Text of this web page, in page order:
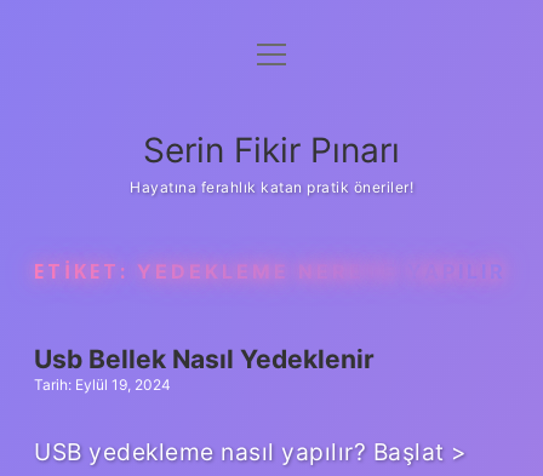
Gizlilik Politikası
Yasal Uyarı
menüyü
Serin Fikir Pınarı
Hayatına ferahlık katan pratik öneriler!
ETIKET: YEDEKLEME NEREYE YAPILIR
Usb Bellek Nasıl Yedeklenir
Tarih: Eylül 19, 2024
USB yedekleme nasıl yapılır? Başlat >